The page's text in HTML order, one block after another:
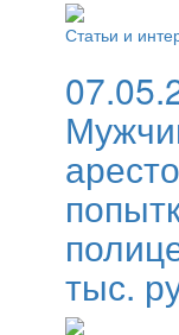
Статьи и
тыс.